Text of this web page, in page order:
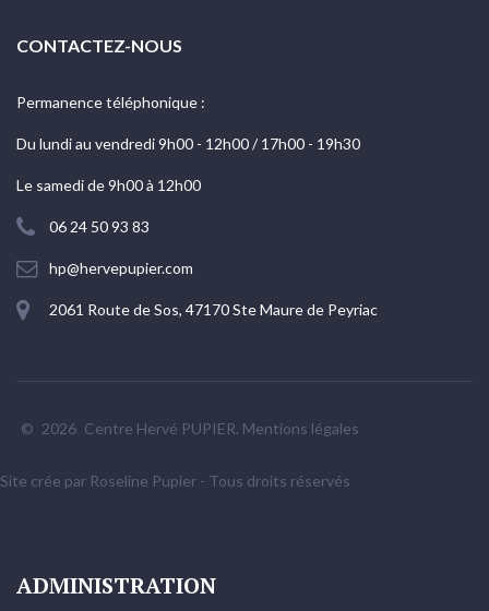
CONTACTEZ-NOUS
Permanence téléphonique :
Du lundi au vendredi 9h00 - 12h00 / 17h00 - 19h30
Le samedi de 9h00 à 12h00
06 24 50 93 83
hp@hervepupier.com
2061 Route de Sos, 47170 Ste Maure de Peyriac
© 2026 Centre Hervé PUPIER. Mentions légales
Site crée par Roseline Pupier - Tous droits réservés
ADMINISTRATION